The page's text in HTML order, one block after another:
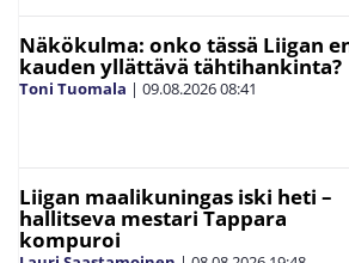
Näkökulma: onko tässä Liigan
kauden yllättävä tähtihankinta?
Toni Tuomala | 09.08.202608:41
Liigan maalikuningas iski heti –
hallitseva mestari Tappara
kompuroi